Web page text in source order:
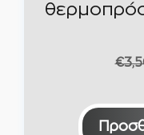
€